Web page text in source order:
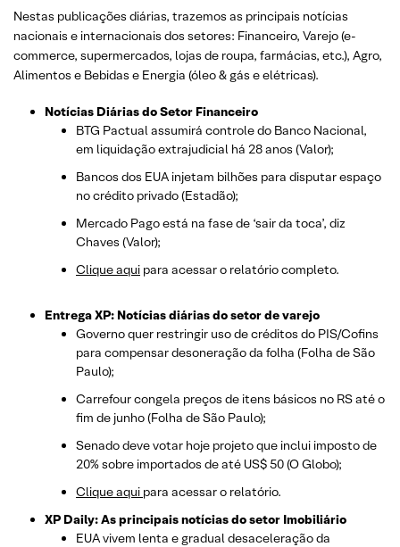
Nestas publicações diárias, trazemos as principais notícias
nacionais e internacionais dos setores: Financeiro, Varejo(e-
commerce, supermercados, lojas de roupa, farmácias, etc.), Agro,
Alimentos e Bebidas e Energia (óleo & gás e elétricas).
Notícias Diárias do Setor Financeiro
BTG Pactual assumirá controle do Banco Nacional,
em liquidação extrajudicial há 28 anos (Valor);
Bancos dos EUA injetam bilhões para disputar espaço
no crédito privado (Estadão);
Mercado Pago está na fase de ‘sair da toca’, diz
Chaves (Valor);
Clique aqui para acessar o relatório completo.
Entrega XP: Notícias diárias do setor de varejo
Governo quer restringir uso de créditos do PIS/Cofins
para compensar desoneração da folha (Folha de São
Paulo);
Carrefour congela preços de itens básicos no RS até o
fim de junho (Folha de São Paulo);
Senado deve votar hoje projeto que inclui imposto de
20% sobre importados de até US$ 50 (O Globo);
Clique aqui para acessar o relatório.
XP Daily: As principais notícias do setor Imobiliário
EUA vivem lenta e gradual desaceleração da